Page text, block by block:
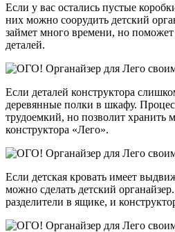
Если у вас остались пустые
них можно соорудить детский
займет много времени, но
деталей.
Если деталей конструктора
деревянные полки в шкафу.
трудоемкий, но позволит хранить
конструктора «Лего».
Если детская кровать имеет
можно сделать детский
разделители в ящике, и